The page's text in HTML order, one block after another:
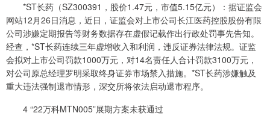
*ST长药（SZ300391，股价1.47元，市值5.15亿元）：据证监会
网站12月26日消息，近日，证监会对上市公司长江医药控股股份有限
公司涉嫌定期报告等财务数据存在虚假记载作出行政处罚事先告知。
经查，*ST长药连续三年虚增收入和利润，违反证券法律法规。证监
会拟对上市公司罚款1000万元，对14名责任人合计罚款3100万元，
对公司原总经理罗明采取终身证券市场禁入措施。*ST长药涉嫌触及
重大违法强制退市情形，深交所将依法启动退市程序。
4 “22万科MTN005”展期方案未获通过